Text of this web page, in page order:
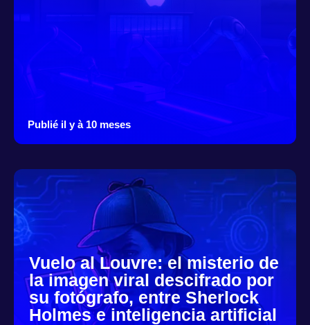
Publié il y à 10 meses
Vuelo al Louvre: el misterio de
la imagen viral descifrado por
su fotógrafo, entre Sherlock
Holmes e inteligencia artificial